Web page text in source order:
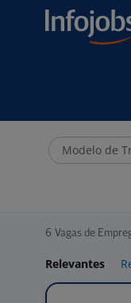
Modelo de
6 Vagas de
Relevantes